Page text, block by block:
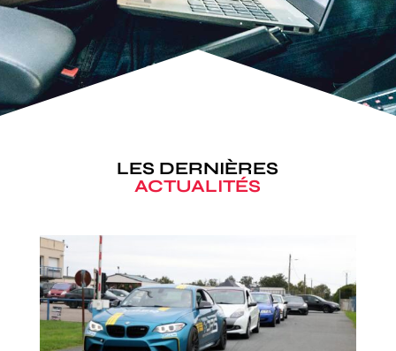
LES DERNIÈRES
ACTUALITÉS